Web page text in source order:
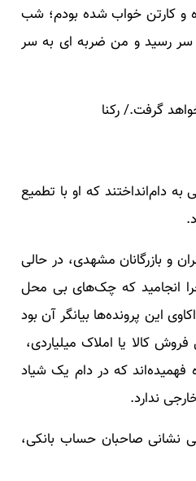
و کارتن خواب شده بودم؛ شب
سر رسید و من ضربه ای به سر
گرفت./ رکنا
دام‌انداختند که او با تطمیع
و بازرگانان مشهدی، در حالی
انجامید که چک‌های بی محل
این پرونده‌ها بیانگر آن بود
کالا یا املاک میلیاردی،
که در دام یک شیاد
ندارد.
نشانی صاحبان حساب بانکی،